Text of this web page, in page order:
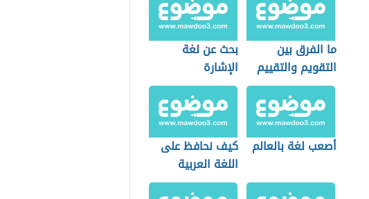
ما الفرق بين
التقويم والتقييم
بحث عن لغة
الإشارة
أصعب لغة بالعالم
كيف نحافظ على
اللغة العربية